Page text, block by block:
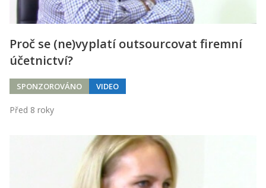
Proč se (ne)vyplatí outsourcovat firemní
účetnictví?
SPONZOROVÁNO VIDEO
Před 8 roky